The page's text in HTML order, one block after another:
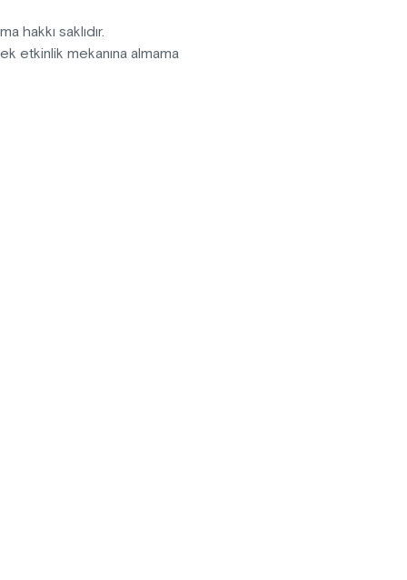
hakkı saklıdır.
etkinlik mekanına almama